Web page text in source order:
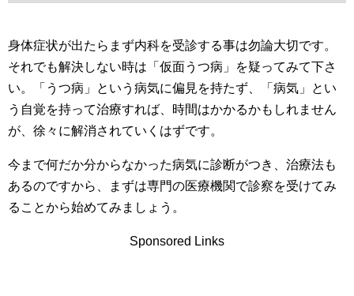
身体症状が出たらまず内科を受診する事は勿論大切です。
それでも解決しない時は「仮面うつ病」を疑ってみて下さ
い。「うつ病」という病気に偏見を持たず、「病気」とい
う自覚を持って治療すれば、時間はかかるかもしれません
が、徐々に解消されていくはずです。
今まで何だか分からなかった病気に診断がつき、治療法も
あるのですから、まずは専門の医療機関で診察を受けてみ
ることから始めてみましょう。
Sponsored Links